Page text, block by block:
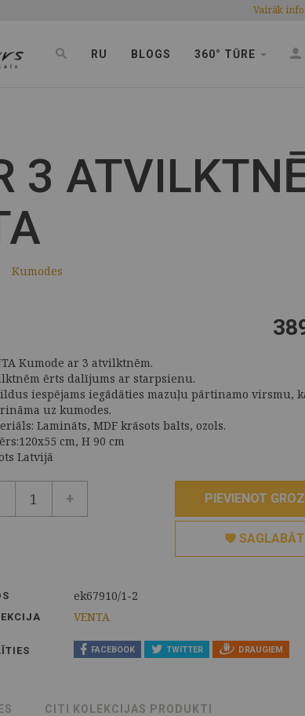
Vairāk
RU BLOGS 360° TŪRE
3
Kumodes
Kumode ar 3 atvilktnēm.
ērts dalījums ar starpsienu.
iespējams iegādāties mazuļu pārtinamo virsmu,
uz kumodes.
Lamināts, MDF krāsots balts, ozols.
cm, H 90 cm
Latvijā
+ PIEVIENOT
SAGLABĀT
ek67910/1-2
VENTA
FACEBOOK TWITTER DRAUGIEM
CITI KOLEKCIJAS PRODUKTI